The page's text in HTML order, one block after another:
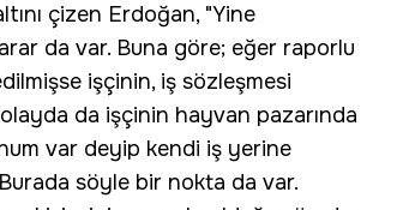
çizen Erdoğan, "Yine
da var. Buna göre; eğer raporlu
işçinin, iş sözleşmesi
da işçinin hayvan pazarında
var deyip kendi iş yerine
söyle bir nokta da var.